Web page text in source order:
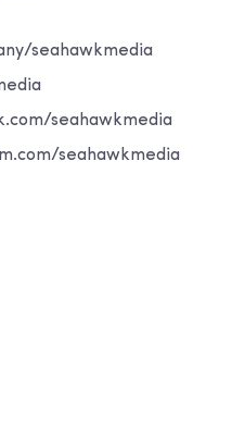
seahawkmedia
seahawkmedia
seahawkmedia